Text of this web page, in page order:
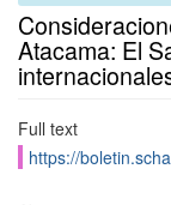
Atacama: El
Full text
https://